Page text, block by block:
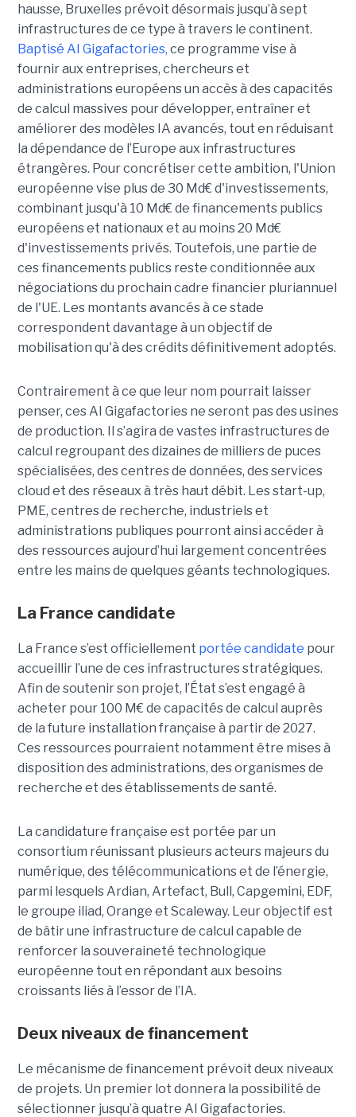
hausse, Bruxelles prévoit désormais jusqu’à sept
infrastructures de ce type à travers le continent.
Baptisé AI Gigafactories, ce programme vise à
fournir aux entreprises, chercheurs et
administrations européens un accès à des capacités
de calcul massives pour développer, entraîner et
améliorer des modèles IA avancés, tout en réduisant
la dépendance de l’Europe aux infrastructures
étrangères. Pour concrétiser cette ambition, l'Union
européenne vise plus de 30 Md€ d'investissements,
combinant jusqu'à 10 Md€ de financements publics
européens et nationaux et au moins 20 Md€
d'investissements privés. Toutefois, une partie de
ces financements publics reste conditionnée aux
négociations du prochain cadre financier pluriannuel
de l'UE. Les montants avancés à ce stade
correspondent davantage à un objectif de
mobilisation qu'à des crédits définitivement adoptés.
Contrairement à ce que leur nom pourrait laisser
penser, ces AI Gigafactories ne seront pas des usines
de production. Il s’agira de vastes infrastructures de
calcul regroupant des dizaines de milliers de puces
spécialisées, des centres de données, des services
cloud et des réseaux à très haut débit. Les start-up,
PME, centres de recherche, industriels et
administrations publiques pourront ainsi accéder à
des ressources aujourd’hui largement concentrées
entre les mains de quelques géants technologiques.
La France candidate
La France s’est officiellement portée candidate pour
accueillir l’une de ces infrastructures stratégiques.
Afin de soutenir son projet, l’État s’est engagé à
acheter pour 100 M€ de capacités de calcul auprès
de la future installation française à partir de 2027.
Ces ressources pourraient notamment être mises à
disposition des administrations, des organismes de
recherche et des établissements de santé.
La candidature française est portée par un
consortium réunissant plusieurs acteurs majeurs du
numérique, des télécommunications et de l’énergie,
parmi lesquels Ardian, Artefact, Bull, Capgemini, EDF,
le groupe iliad, Orange et Scaleway. Leur objectif est
de bâtir une infrastructure de calcul capable de
renforcer la souveraineté technologique
européenne tout en répondant aux besoins
croissants liés à l’essor de l’IA.
Deux niveaux de financement
Le mécanisme de financement prévoit deux niveaux
de projets. Un premier lot donnera la possibilité de
sélectionner jusqu’à quatre AI Gigafactories.